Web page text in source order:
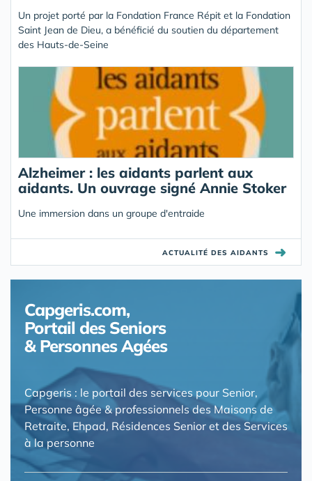
Un projet porté par la Fondation France Répit et la Fondation
Saint Jean de Dieu, a bénéficié du soutien du département
des Hauts-de-Seine
Alzheimer : les aidants parlent aux
aidants. Un ouvrage signé Annie Stoker
Une immersion dans un groupe d'entraide
ACTUALITÉ DES AIDANTS ➜
Capgeris.com,
Portail des Seniors
& Personnes Agées
Capgeris : le portail des services pour Senior,
Personne âgée & professionnels des Maisons de
Retraite, Ehpad, Résidences Senior et des Services
à la personne